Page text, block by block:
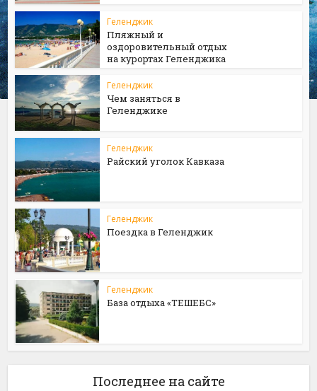
Геленджик
Пляжный и
оздоровительный отдых
на курортах Геленджика
Геленджик
Чем заняться в
Геленджике
Геленджик
Райский уголок Кавказа
Геленджик
Поездка в Геленджик
Геленджик
База отдыха «ТЕШЕБС»
Последнее на сайте